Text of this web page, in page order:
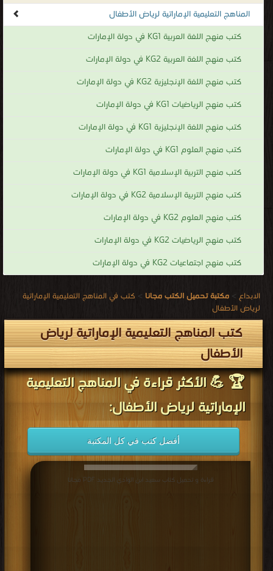
المناهج التعليمية الإماراتية لرياض الأطفال
كتب منهج اللغة العربية KG1 في دولة الإمارات
كتب منهج اللغة العربية KG2 في دولة الإمارات
كتب منهج اللغة الإنجليزية KG2 في دولة الإمارات
كتب منهج الرياضيات KG1 في دولة الإمارات
كتب منهج اللغة الإنجليزية KG1 في دولة الإمارات
كتب منهج العلوم KG1 في دولة الإمارات
كتب منهج التربية الإسلامية KG1 في دولة الإمارات
كتب منهج التربية الإسلامية KG2 في دولة الإمارات
كتب منهج العلوم KG2 في دولة الإمارات
كتب منهج الرياضيات KG2 في دولة الإمارات
كتب منهج اجتماعيات KG2 في دولة الإمارات
الابداع > مكتبة تحميل الكتب مجانا > كتب في المناهج التعليمية الإماراتية
لرياض الأطفال
كتب المناهج التعليمية الإماراتية لرياض
الأطفال
🏆 💪 الأكثر قراءة في المناهج التعليمية
الإماراتية لرياض الأطفال:
أفضل كتب في كل المكتبة
قراءة و تحميل كتاب سعيد ابن الوادي الجديد PDF مجانا